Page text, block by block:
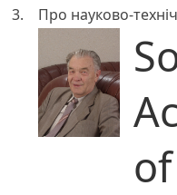
3. Про науково-
of